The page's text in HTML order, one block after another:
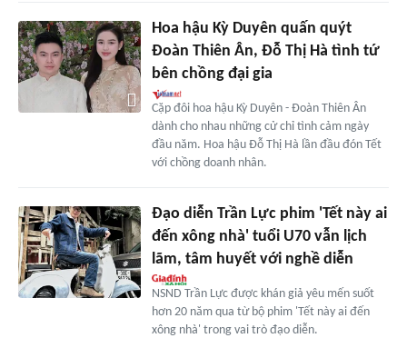
Hoa hậu Kỳ Duyên quấn quýt
Đoàn Thiên Ân, Đỗ Thị Hà tình tứ
bên chồng đại gia
Cặp đôi hoa hậu Kỳ Duyên - Đoàn Thiên Ân
dành cho nhau những cử chỉ tình cảm ngày
đầu năm. Hoa hậu Đỗ Thị Hà lần đầu đón Tết
với chồng doanh nhân.
Đạo diễn Trần Lực phim 'Tết này ai
đến xông nhà' tuổi U70 vẫn lịch
lãm, tâm huyết với nghề diễn
NSND Trần Lực được khán giả yêu mến suốt
hơn 20 năm qua từ bộ phim 'Tết này ai đến
xông nhà' trong vai trò đạo diễn.